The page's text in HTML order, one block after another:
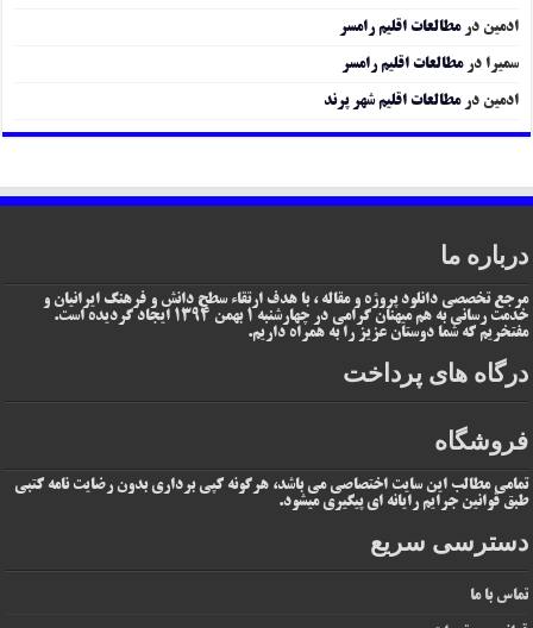
ادمین درمطالعات اقلیم رامسر
سمیرا درمطالعات اقلیم رامسر
ادمین درمطالعات اقلیم شهر پرند
درباره ما
مرجع تخصصی دانلود پروژه و مقاله ، با هدف ارتقاء سطح دانش و فرهنگ ایرانیان و
خدمت رسانی به هم میهنان گرامی در چهارشنبه 1 بهمن 1394 ایجاد گردیده است.
مفتخریم که شما دوستان عزیز را به همراه داریم.
درگاه های پرداخت
فروشگاه
تمامی مطالب این سایت اختصاصی می باشد، هرگونه کپی برداری بدون رضایت نامه کتبی
طبق قوانین جرایم رایانه ای پیگیری میشود.
دسترسی سریع
تماس با ما